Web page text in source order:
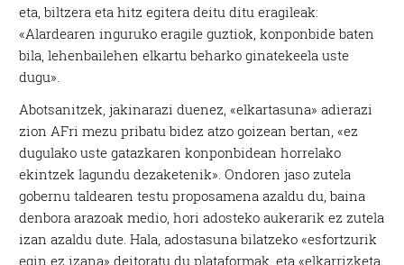
eta, biltzera eta hitz egitera deitu ditu eragileak:
«Alardearen inguruko eragile guztiok, konponbide baten
bila, lehenbailehen elkartu beharko ginatekeela uste
dugu».
Abotsanitzek, jakinarazi duenez, «elkartasuna» adierazi
zion AFri mezu pribatu bidez atzo goizean bertan, «ez
dugulako uste gatazkaren konponbidean horrelako
ekintzek lagundu dezaketenik». Ondoren jaso zutela
gobernu taldearen testu proposamena azaldu du, baina
denbora arazoak medio, hori adosteko aukerarik ez zutela
izan azaldu dute. Hala, adostasuna bilatzeko «esfortzurik
egin ez izana» deitoratu du plataformak, eta «elkarrizketa